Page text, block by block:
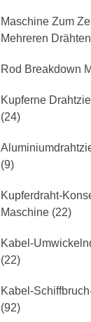
Maschine Zum
Mehreren Drähten
Rod Breakdown
Kupferne
(24)
(9)
Kupferdraht-
Maschine (22)
Kabel-
(22)
Kabel-
(92)